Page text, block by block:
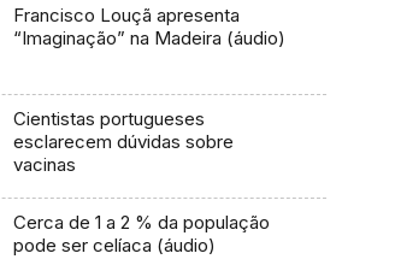
Francisco Louçã apresenta
“Imaginação” na Madeira (áudio)
Cientistas portugueses
esclarecem dúvidas sobre
vacinas
Cerca de 1 a 2 % da população
pode ser celíaca (áudio)